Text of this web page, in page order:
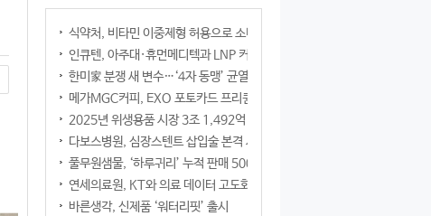
식약처, 비타민 이중제형 허용으로 소비자 선택권 확대
인큐텐, 아주대·휴먼메디텍과 LNP 커큐민 공동연구
한미家 분쟁 새 변수…‘4자 동맹’ 균열 현실화
메가MGC커피, EXO 포토카드 프리퀀시 이벤트
2025년 위생용품 시장 3조 1,492억 원
다보스병원, 심장스텐트 삽입술 본격 시행
풀무원샘물, ‘하루귀리’ 누적 판매 500만 병 돌파
연세의료원, KT와 의료 데이터 고도화 협력
바른생각, 신제품 ‘워터리핏’ 출시